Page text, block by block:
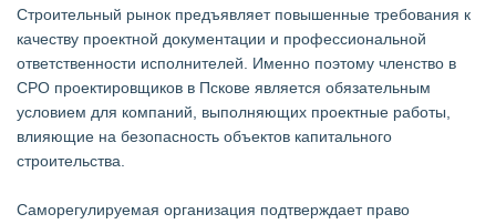
Строительный рынок предъявляет повышенные требования к
качеству проектной документации и профессиональной
ответственности исполнителей. Именно поэтому членство в
СРО проектировщиков в Пскове является обязательным
условием для компаний, выполняющих проектные работы,
влияющие на безопасность объектов капитального
строительства.
Саморегулируемая организация подтверждает право